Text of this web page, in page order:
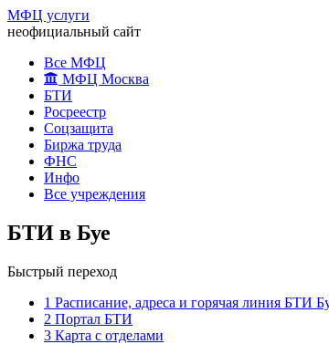
МФЦ услуги
неофициальный сайт
Все МФЦ
МФЦ Москва
БТИ
Росреестр
Соцзащита
Биржа труда
ФНС
Инфо
Все учреждения
БТИ в Буе
Быстрый переход
1 Расписание, адреса и горячая линия БТИ
2 Портал БТИ
3 Карта с отделами